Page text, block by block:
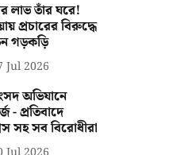
লাভ তাঁর ঘরে!
প্রচারের বিরুদ্ধে
গড়কড়ি
Jul 2026
অভিযানে
- প্রতিবাদে
সহ সব বিরোধীরা